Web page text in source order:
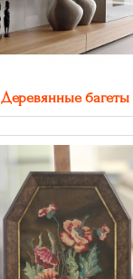
Деревянные багеты